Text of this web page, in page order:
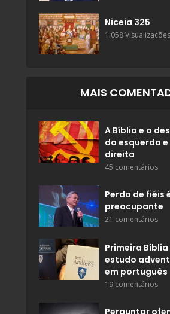
Niceia 325
1.058 Visualizações
MAIS
A Bíblia e o
da esquerda e
direita
45 comentários
Perda de fiéis
preocupante
21 comentários
Primeira Bíblia
estudo
em português
19 comentários